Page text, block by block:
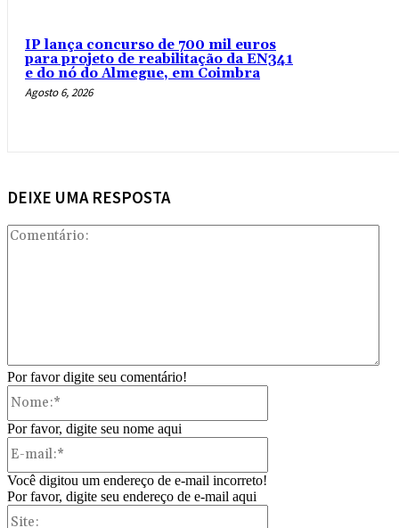
IP lança concurso de 700 mil euros
para projeto de reabilitação da EN341
e do nó do Almegue, em Coimbra
Agosto 6, 2026
DEIXE UMA RESPOSTA
Por favor digite seu comentário!
Por favor, digite seu nome aqui
Você digitou um endereço de e-mail incorreto!
Por favor, digite seu endereço de e-mail aqui